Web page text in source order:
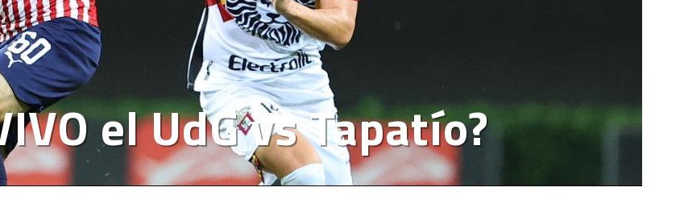
el UdG vs Tapatío?